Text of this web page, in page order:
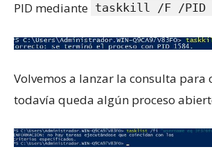
PID mediante taskkill /F /PID
Volvemos a lanzar la consulta para
todavía queda algún proceso